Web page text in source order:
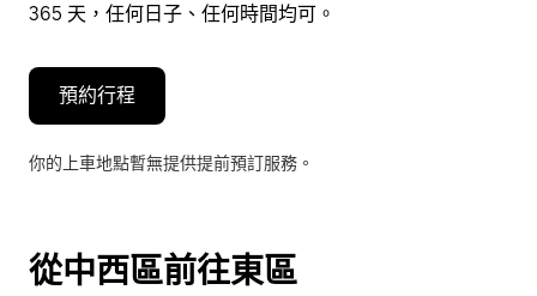
用
和
擇
按
下
365 天，任何日子、任何時間均可。
預約行程
你的上車地點暫無提供提前預訂服務。
從中西區前往東區